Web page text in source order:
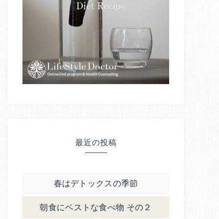
最近の投稿
春はデトックスの季節
朝食にベストな食べ物 その２